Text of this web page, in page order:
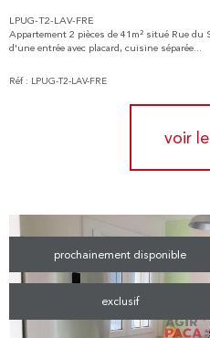
LPUG-T2-LAV-FRE
Appartement 2 pièces de 41m² situé Rue du
d'une entrée avec placard, cuisine séparée...
Réf : LPUG-T2-LAV-FRE
voir
prochainement disponible
exclusif